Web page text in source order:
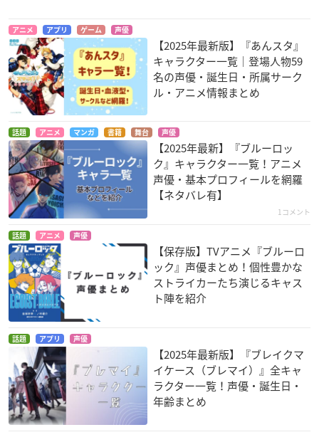
アニメ アプリ ゲーム 声優
【2025年最新版】『あんスタ』
キャラクター一覧｜登場人物59
名の声優・誕生日・所属サーク
ル・アニメ情報まとめ
話題 アニメ マンガ 書籍 舞台 声優
【2025年最新】『ブルーロッ
ク』キャラクター一覧！アニメ
声優・基本プロフィールを網羅
【ネタバレ有】
1コメント
話題 アニメ 声優
【保存版】TVアニメ『ブルーロ
ック』声優まとめ！個性豊かな
ストライカーたち演じるキャス
ト陣を紹介
話題 アプリ 声優
【2025年最新版】『ブレイクマ
イケース（ブレマイ）』全キャ
ラクター一覧！声優・誕生日・
年齢まとめ